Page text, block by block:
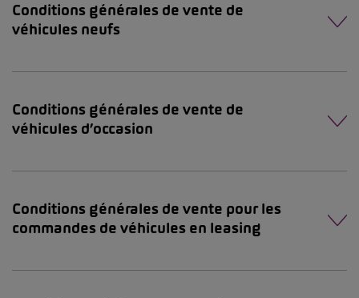
Conditions générales de vente de
véhicules neufs
Conditions générales de vente de
véhicules d’occasion
Conditions générales de vente pour les
commandes de véhicules en leasing